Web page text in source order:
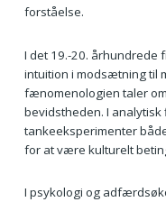
forståelse.
I det 19.-20. århundrede
intuition i modsætning til
fænomenologien taler
bevidstheden. I analytisk
tankeeksperimenter
for at være kulturelt
I psykologi og